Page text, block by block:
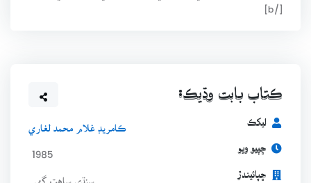
[/b]
ڪتاب بابت وڌيڪ:
ليکڪ ڪامريڊ غلام محمد لغاري
ڇپيو ويو 1985
ڇپائيندڙ سنڌي ساهت گهر